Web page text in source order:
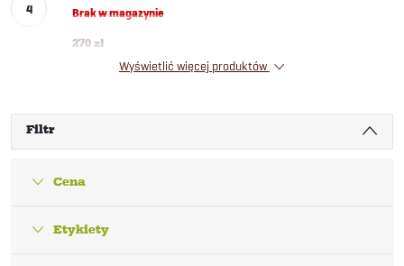
Brak w magazynie
270 zł
Wyświetlić więcej produktów
Filtr
Cena
Etykiety